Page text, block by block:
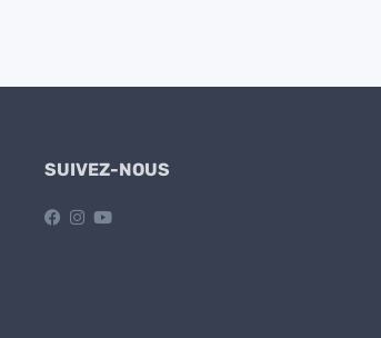
SUIVEZ-NOUS